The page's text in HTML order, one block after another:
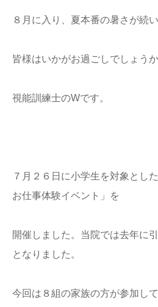
８月に入り、夏本番の暑さが続
皆様はいかがお過ごしでしょう
視能訓練士のWです。
７月２６日に小学生を対象とし
お仕事体験イベント」を
開催しました。当院では去年に
となりました。
今回は８組の家族の方が参加し